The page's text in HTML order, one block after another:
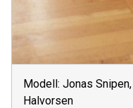
Modell: Jonas
Halvorsen